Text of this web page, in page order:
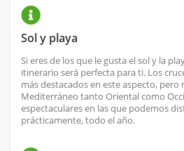
Sol y playa
Si eres de los que le gusta el sol y la
itinerario será perfecta para ti. Los
más destacados en este aspecto,
Mediterráneo tanto Oriental como
espectaculares en las que podemos
prácticamente, todo el año.